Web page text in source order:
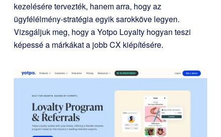
kezelésére tervezték, hanem arra, hogy az
ügyfélélmény-stratégia egyik sarokköve legyen.
Vizsgáljuk meg, hogy a Yotpo Loyalty hogyan teszi
képessé a márkákat a jobb CX kiépítésére.